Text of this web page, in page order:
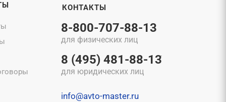
КОНТАКТЫ
8-800-707-88-13
для физических лиц
8 (495) 481-88-13
для юридических лиц
info@avto-master.ru